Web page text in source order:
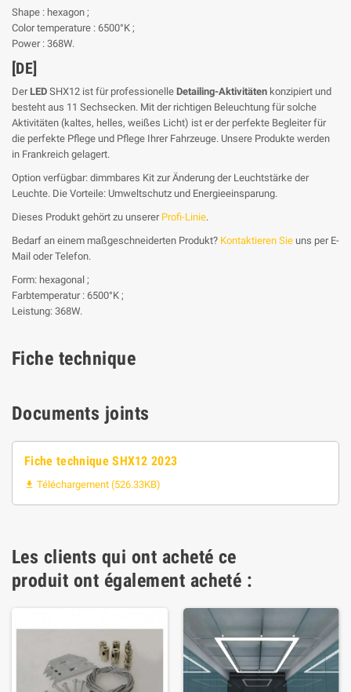
Shape : hexagon ;
Color temperature : 6500°K ;
Power : 368W.
[DE]
DerLED SHX12 ist für professionelle Detailing-Aktivitäten konzipiert und
besteht aus 11 Sechsecken. Mit der richtigen Beleuchtung für solche
Aktivitäten (kaltes, helles, weißes Licht) ist er der perfekte Begleiter für
die perfekte Pflege und Pflege Ihrer Fahrzeuge. Unsere Produkte werden
in Frankreich gelagert.
Option verfügbar: dimmbares Kit zur Änderung der Leuchtstärke der
Leuchte. Die Vorteile: Umweltschutz und Energieeinsparung.
Dieses Produkt gehört zu unserer Profi-Linie.
Bedarf an einem maßgeschneiderten Produkt? Kontaktieren Sie uns per E-
Mail oder Telefon.
Form: hexagonal ;
Farbtemperatur : 6500°K ;
Leistung: 368W.
Fiche technique
Documents joints
Fiche technique SHX12 2023
 Téléchargement (526.33KB)
Les clients qui ont acheté ce
produit ont également acheté :